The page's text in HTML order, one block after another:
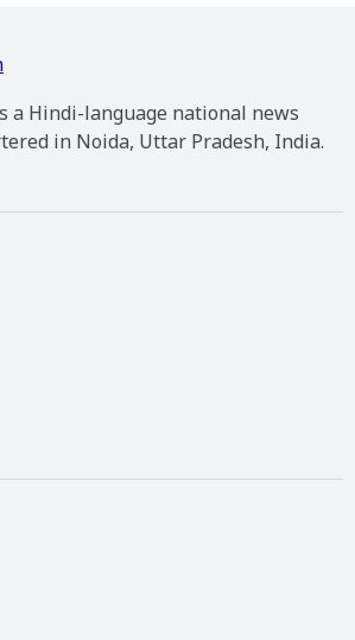
a Hindi-language national news
in Noida, Uttar Pradesh, India.